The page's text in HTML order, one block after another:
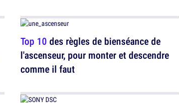
Top 10 des règles de bienséance de
l'ascenseur, pour monter et descendre
comme il faut